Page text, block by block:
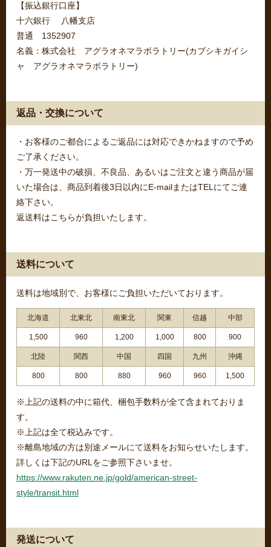
【振込銀行口座】
十六銀行 八幡支店
普通 1352907
名義：株式会社 アグラオネマラボラトリー(カブシキガイシ
ャ アグラオネマラボラトリー)
返品・交換について
・お客様のご都合によるご返品には対応できかねますので予め
ご了承ください。
・万一発送中の破損、不良品、あるいはご注文と違う商品が届
いた場合は、商品到着後3日以内にE-mailまたはTELにてご連
絡下さい。
返送料はこちらが負担いたします。
送料について
送料は地域別で、お客様にご負担いただいております。
北海道 北東北 南東北 関東 信越 中部
1,500 960 1,200 1,000 800 900
北陸 関西 中国 四国 九州 沖縄
800 800 880 960 960 1,500
※上記の送料の中に箱代、梱包手数料が全て含まれておりま
す。
※上記は全て税込みです。
※離島地域の方は別途メールにて送料をお知らせいたします。
詳しくは下記のURLをご参照下さいませ。
https://www.rakuten.ne.jp/gold/american-street-
style/transit.html
発送について